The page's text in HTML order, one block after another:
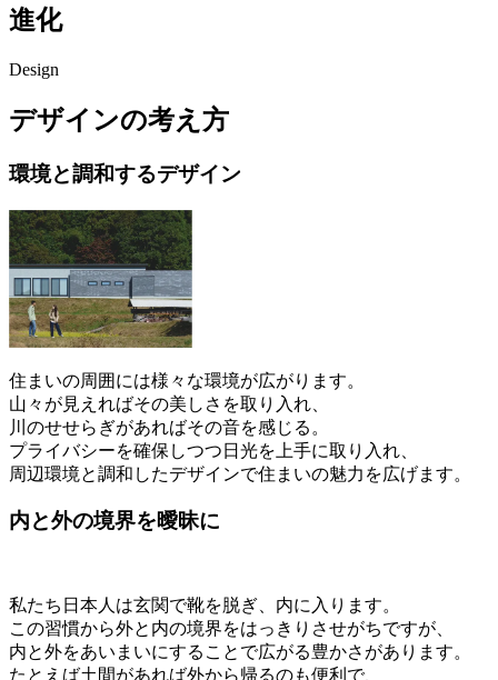
進化
Design
デザインの考え方
環境と調和するデザイン
住まいの周囲には様々な環境が広がります。
山々が見えればその美しさを取り入れ、
川のせせらぎがあればその音を感じる。
プライバシーを確保しつつ日光を上手に取り入れ、
周辺環境と調和したデザインで住まいの魅力を広げます。
内と外の境界を曖昧に
私たち日本人は玄関で靴を脱ぎ、内に入ります。
この習慣から外と内の境界をはっきりさせがちですが、
内と外をあいまいにすることで広がる豊かさがあります。
たとえば土間があれば外から帰るのも便利で、